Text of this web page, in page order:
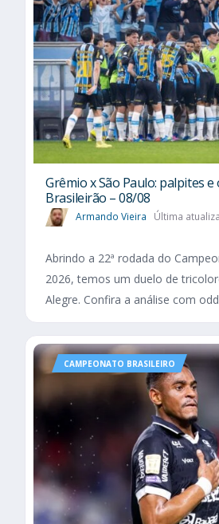
Grêmio x São Paulo: palpites e
Brasileirão – 08/08
Armando Vieira Última
Abrindo a 22ª rodada do
2026, temos um duelo de
Alegre. Confira a análise com
CAMPEONATO BRASILEIRO